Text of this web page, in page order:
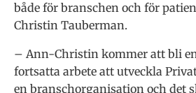
både för branschen och för
Christin Tauberman.
– Ann-Christin kommer att bli
fortsatta arbete att utveckla
en branschorganisation och det